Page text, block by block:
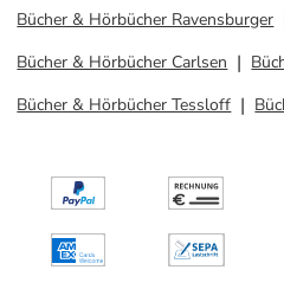
Bücher & Hörbücher Ravensburger
Bücher & Hörbücher Carlsen
Bücher & Hörbücher Tessloff